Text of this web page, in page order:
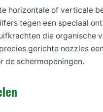
horizontale of verticale
tegen een speciaal
die organische
gerichte nozzles
de schermopeningen.